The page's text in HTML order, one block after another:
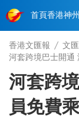
首頁香港神州
香港文匯報 文
河套跨境巴士開通
河套跨
員免費乘